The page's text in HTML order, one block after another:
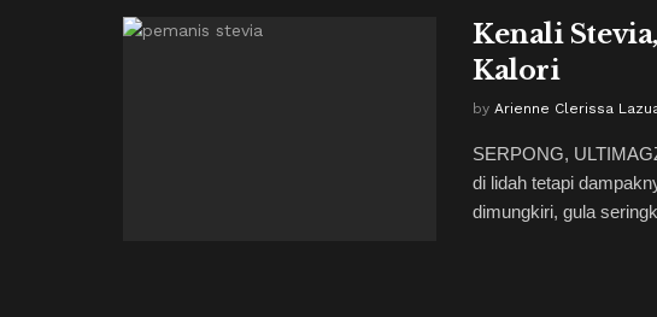
Kenali
Kalori
by Arienne Clerissa
SERPONG,
di lidah tetapi
dimungkiri, gula